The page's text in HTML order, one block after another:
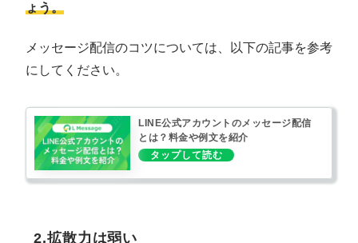
ょう。
メッセージ配信のコツについては、以下の記事を参考
にしてください。
LINE公式アカウントのメッセージ配信
とは？料金や例文を紹介
2.拡散力は弱い